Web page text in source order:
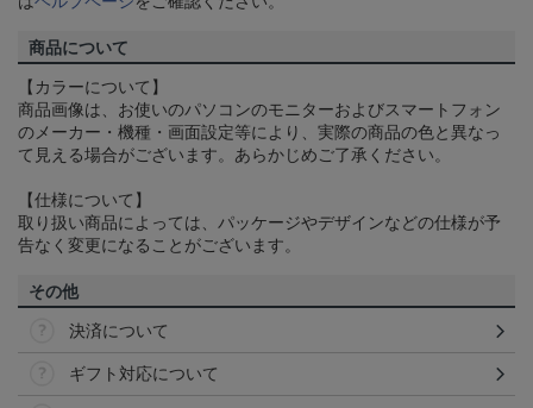
商品について
【カラーについて】
商品画像は、お使いのパソコンのモニターおよびスマートフォン
のメーカー・機種・画面設定等により、実際の商品の色と異なっ
て見える場合がございます。あらかじめご了承ください。
【仕様について】
取り扱い商品によっては、パッケージやデザインなどの仕様が予
告なく変更になることがございます。
その他
決済について
ギフト対応について